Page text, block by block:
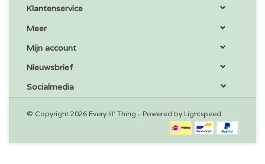
Klantenservice
Meer
Mijn account
Nieuwsbrief
Socialmedia
© Copyright 2026 Every lil' Thing - Powered by Lightspeed